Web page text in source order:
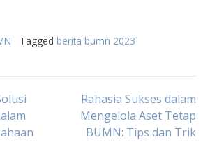
Tagged berita bumn 2023
Rahasia Sukses dalam
Mengelola Aset Tetap
BUMN: Tips dan Trik